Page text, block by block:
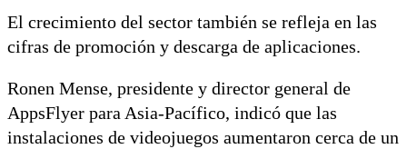
El crecimiento del sector también se refleja en las
cifras de promoción y descarga de aplicaciones.
Ronen Mense, presidente y director general de
AppsFlyer para Asia-Pacífico, indicó que las
instalaciones de videojuegos aumentaron cerca de un